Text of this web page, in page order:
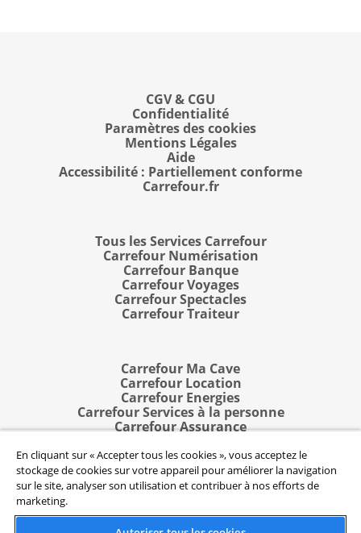
CGV & CGU
Confidentialité
Paramètres des cookies
Mentions Légales
Aide
Accessibilité : Partiellement conforme
Carrefour.fr
Tous les Services Carrefour
Carrefour Numérisation
Carrefour Banque
Carrefour Voyages
Carrefour Spectacles
Carrefour Traiteur
Carrefour Ma Cave
Carrefour Location
Carrefour Energies
Carrefour Services à la personne
Carrefour Assurance
© 2026 Kodak Moments Division, Kodak Alaris LLC
En cliquant sur « Accepter tous les cookies », vous acceptez le
stockage de cookies sur votre appareil pour améliorer la navigation
sur le site, analyser son utilisation et contribuer à nos efforts de
marketing.